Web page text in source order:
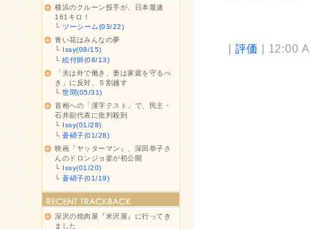
| 評価 | 12:00
横浜のクルーン投手が、日本最速
161キロ！
└ツーシーム(03/22)
青い花はみんなの夢
└ Issy(08/15)
└絵付師(08/13)
「夫は外で働き、妻は家庭を守るべ
き」に反対、５割越す
└世間(05/31)
首相への「漢字テスト」で、民主・
石井副代表に批判殺到
└ Issy(01/28)
└蒼硝子(01/28)
映画『ヤッターマン』、深田恭子さ
んのドロンジョ姿が初公開
└ Issy(01/20)
└蒼硝子(01/19)
深沢の焼肉屋『米沢屋』に行ってき
ました